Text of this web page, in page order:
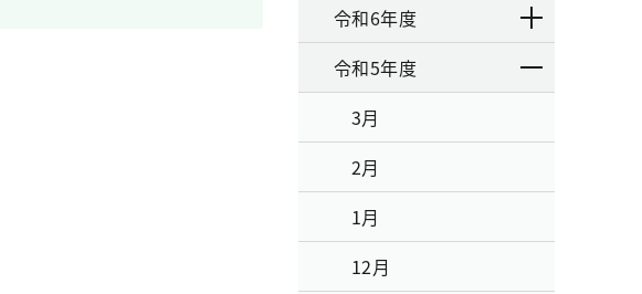
令和6年度
令和5年度
3月
2月
1月
12月